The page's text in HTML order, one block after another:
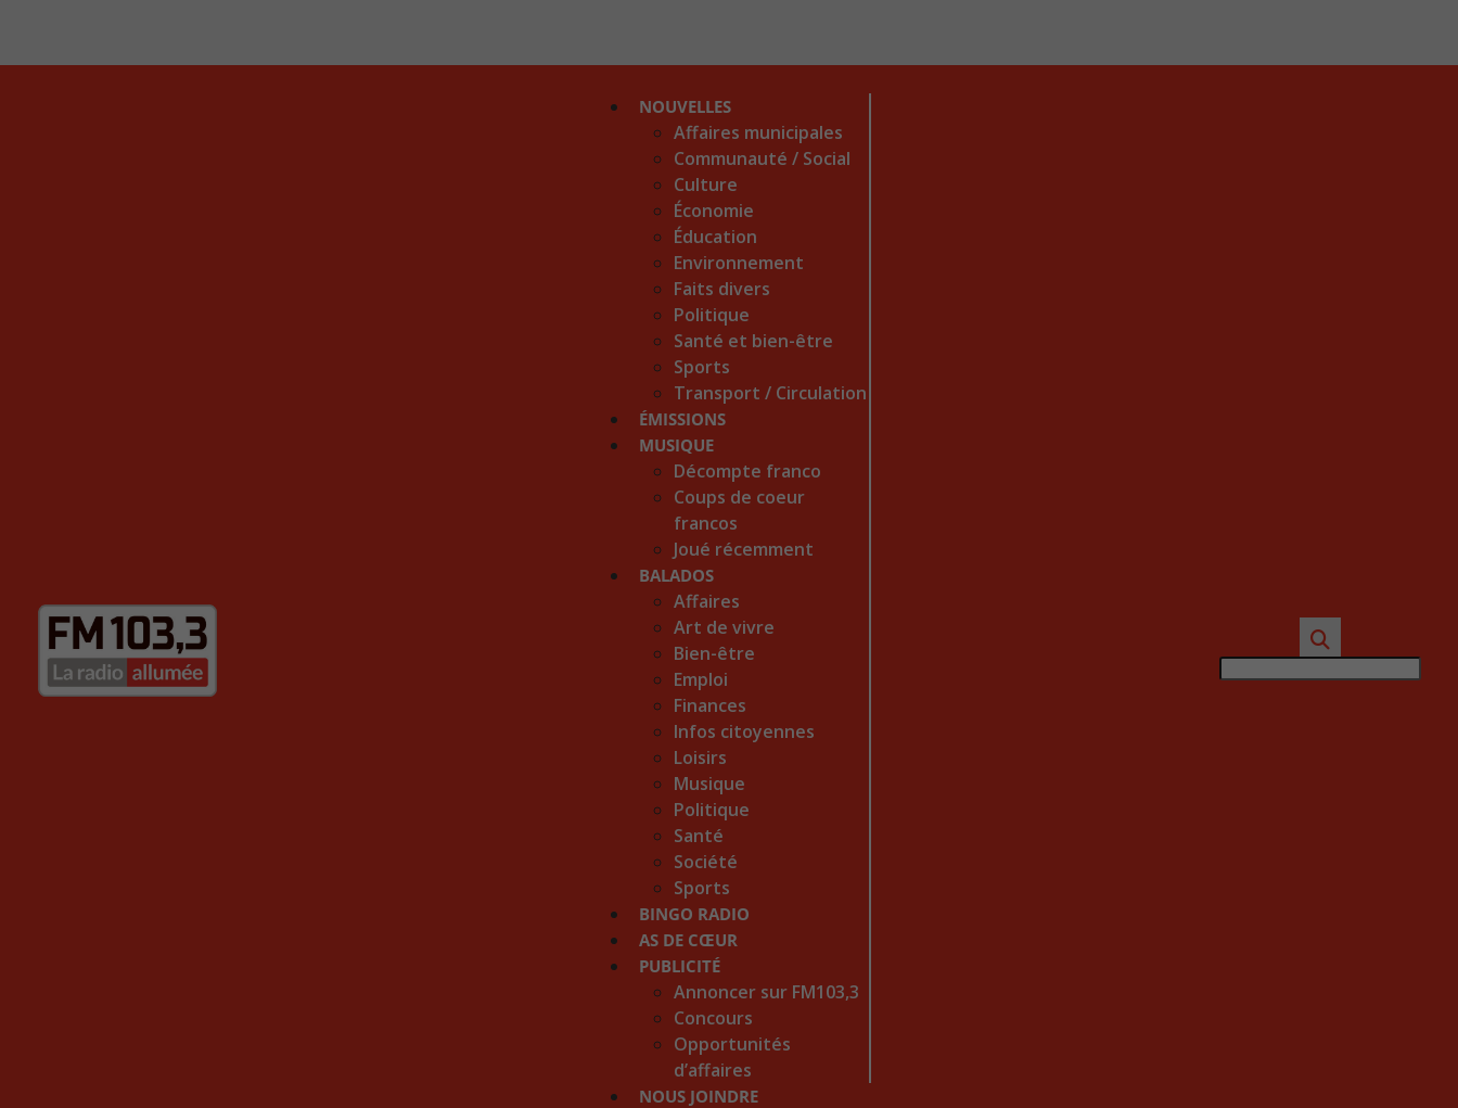
NOUVELLES
Affaires municipales
Communauté / Social
Culture
Économie
Éducation
Environnement
Faits divers
Politique
Santé et bien-être
Sports
Transport / Circulation
ÉMISSIONS
MUSIQUE
Décompte franco
Coups de coeur
francos
Joué récemment
BALADOS
Affaires
Art de vivre
Bien-être
Emploi
Finances
Infos citoyennes
Loisirs
Musique
Politique
Santé
Société
Sports
BINGO RADIO
AS DE CŒUR
PUBLICITÉ
Annoncer sur FM103,3
Concours
Opportunités
d’affaires
NOUS JOINDRE